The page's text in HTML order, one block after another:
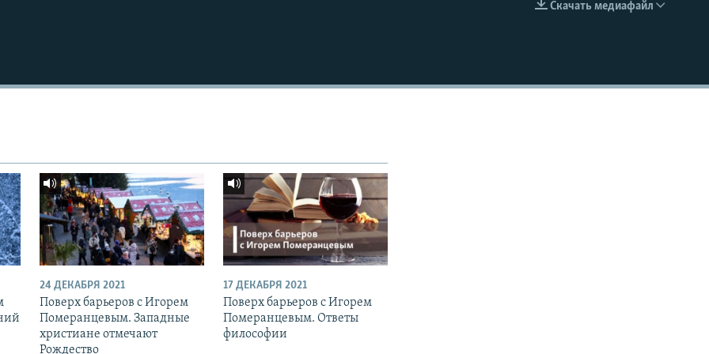
EMBED
Скачать медиафайл
24 ДЕКАБРЯ 2021
Поверх барьеров с Игорем
Померанцевым. Западные
христиане отмечают
Рождество
17 ДЕКАБРЯ 2021
Поверх барьеров с Игорем
Померанцевым. Ответы
философии